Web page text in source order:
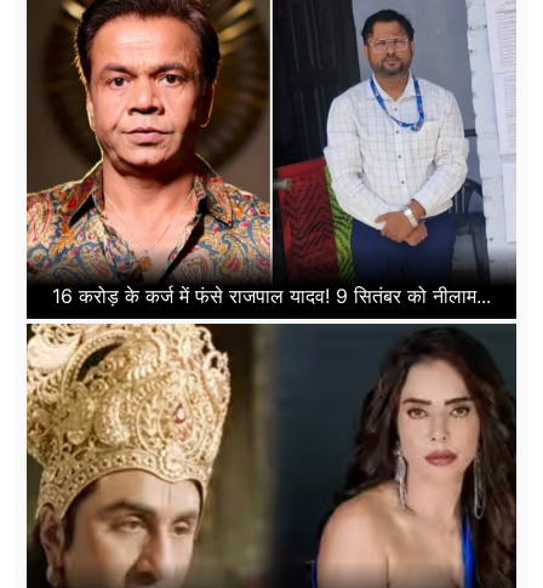
16 करोड़ के कर्ज में फंसे राजपाल यादव! 9 सितंबर को नीलाम...